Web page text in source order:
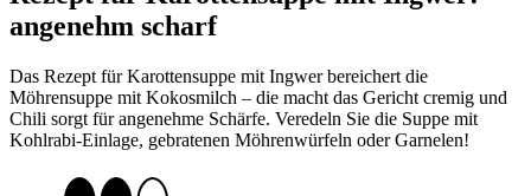
angenehm scharf
Das Rezept für Karottensuppe mit Ingwer bereichert die
Möhrensuppe mit Kokosmilch – die macht das Gericht cremig und
Chili sorgt für angenehme Schärfe. Veredeln Sie die Suppe mit
Kohlrabi-Einlage, gebratenen Möhrenwürfeln oder Garnelen!